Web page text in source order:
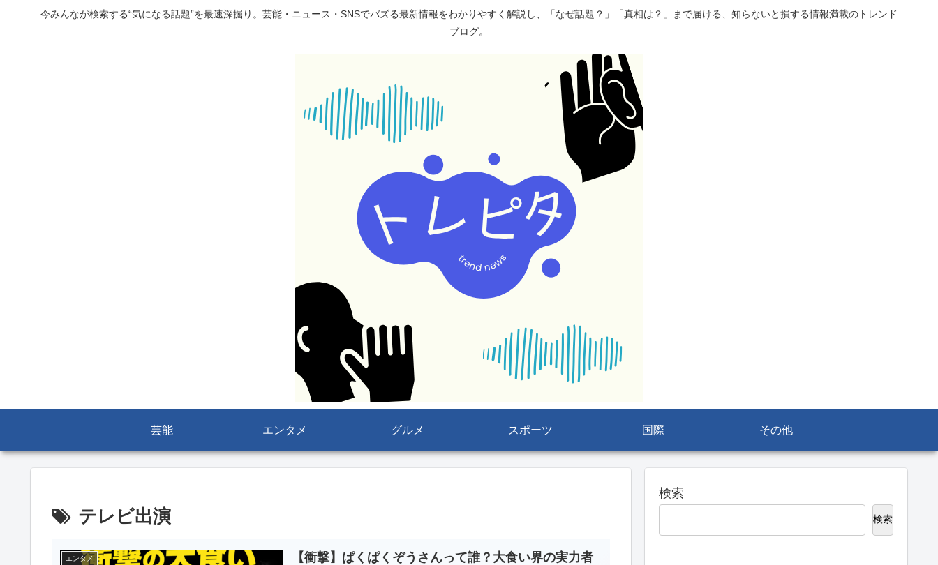
今みんなが検索する“気になる話題”を最速深掘り。芸能・ニュース・SNSでバズる最新情報をわかりやすく解説し、「なぜ話題？」「真相は？」まで届ける、知らないと損する情報満載のトレンド
ブログ。
芸能 エンタメ グルメ スポーツ 国際 その他
テレビ出演
エンタメ
【衝撃】ぱくぱくぞうさんって誰？大食い界の実力者
検索
検索